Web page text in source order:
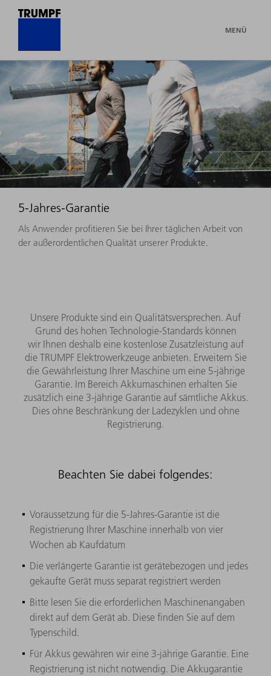
MENÜ
5-Jahres-Garantie
Als Anwender profitieren Sie bei Ihrer täglichen Arbeit von
der außerordentlichen Qualität unserer Produkte.
Unsere Produkte sind ein Qualitätsversprechen. Auf
Grund des hohen Technologie-Standards können
wir Ihnen deshalb eine kostenlose Zusatzleistung auf
die TRUMPF Elektrowerkzeuge anbieten. Erweitern Sie
die Gewährleistung Ihrer Maschine um eine 5-jährige
Garantie. Im Bereich Akkumaschinen erhalten Sie
zusätzlich eine 3-jährige Garantie auf sämtliche Akkus.
Dies ohne Beschränkung der Ladezyklen und ohne
Registrierung.
Beachten Sie dabei folgendes:
Voraussetzung für die 5-Jahres-Garantie ist die
Registrierung Ihrer Maschine innerhalb von vier
Wochen ab Kaufdatum
Die verlängerte Garantie ist gerätebezogen und jedes
gekaufte Gerät muss separat registriert werden
Bitte lesen Sie die erforderlichen Maschinenangaben
direkt auf dem Gerät ab. Diese finden Sie auf dem
Typenschild.
Für Akkus gewähren wir eine 3-jährige Garantie. Eine
Registrierung ist nicht notwendig. Die Akkugarantie